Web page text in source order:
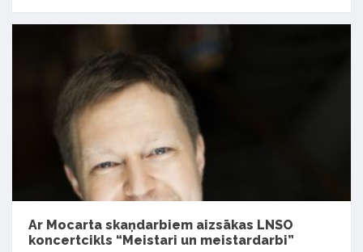
Ar Mocarta skaņdarbiem aizsākas LNSO
koncertcikls “Meistari un meistardarbi”